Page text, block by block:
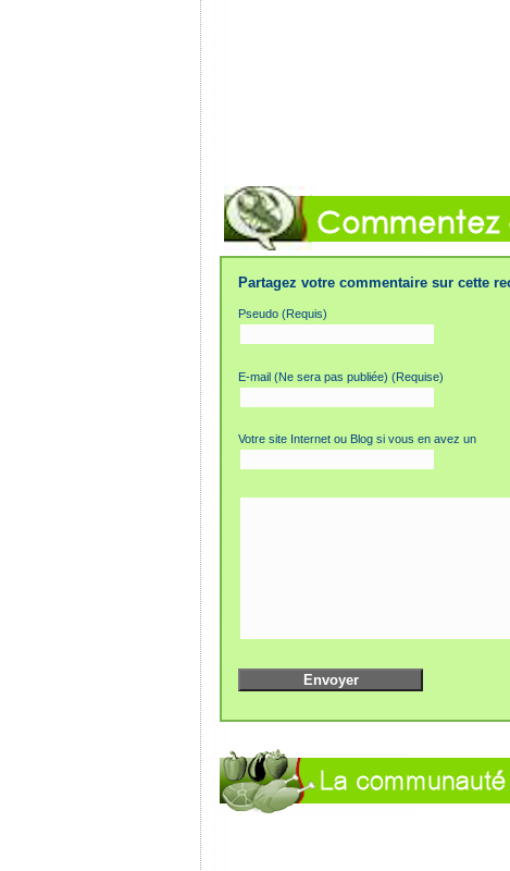
Partagez votre commentaire sur cette
Pseudo (Requis)
E-mail (Ne sera pas publiée) (Requise)
Votre site Internet ou Blog si vous en avez un